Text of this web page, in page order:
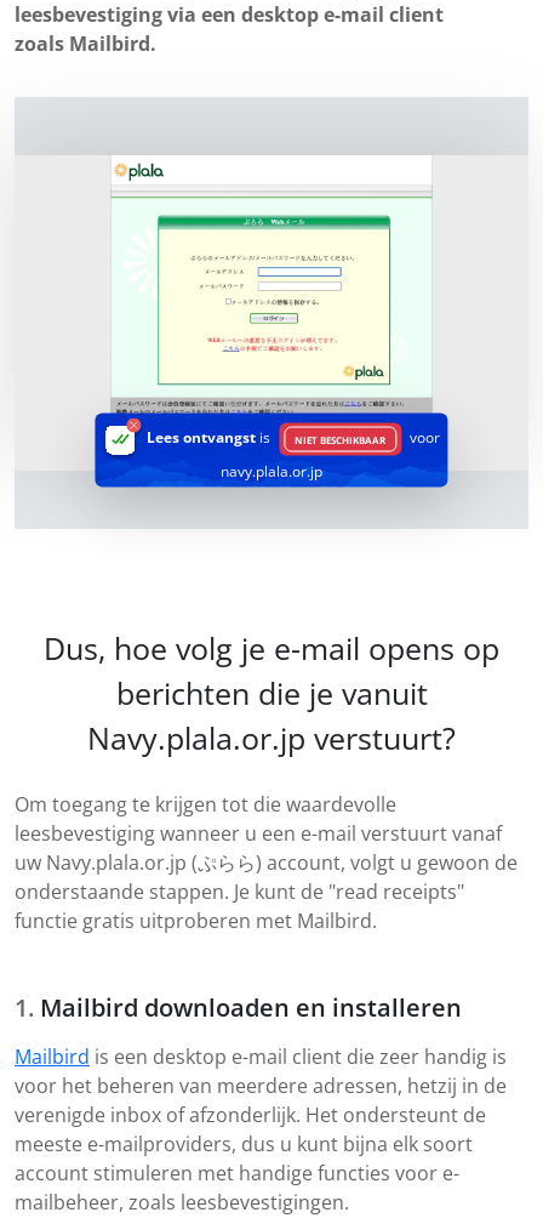
leesbevestiging via een desktop e-mail client
zoals Mailbird.
Lees ontvangst is NIET BESCHIKBAAR
voor
navy.plala.or.jp
Dus, hoe volg je e-mail opens op
berichten die je vanuit
Navy.plala.or.jp verstuurt?
Om toegang te krijgen tot die waardevolle
leesbevestiging wanneer u een e-mail verstuurt vanaf
uw Navy.plala.or.jp (ぷらら) account, volgt u gewoon de
onderstaande stappen. Je kunt de "read receipts"
functie gratis uitproberen met Mailbird.
Mailbird downloaden en installeren
Mailbird is een desktop e-mail client die zeer handig is
voor het beheren van meerdere adressen, hetzij in de
verenigde inbox of afzonderlijk. Het ondersteunt de
meeste e-mailproviders, dus u kunt bijna elk soort
account stimuleren met handige functies voor e-
mailbeheer, zoals leesbevestigingen.